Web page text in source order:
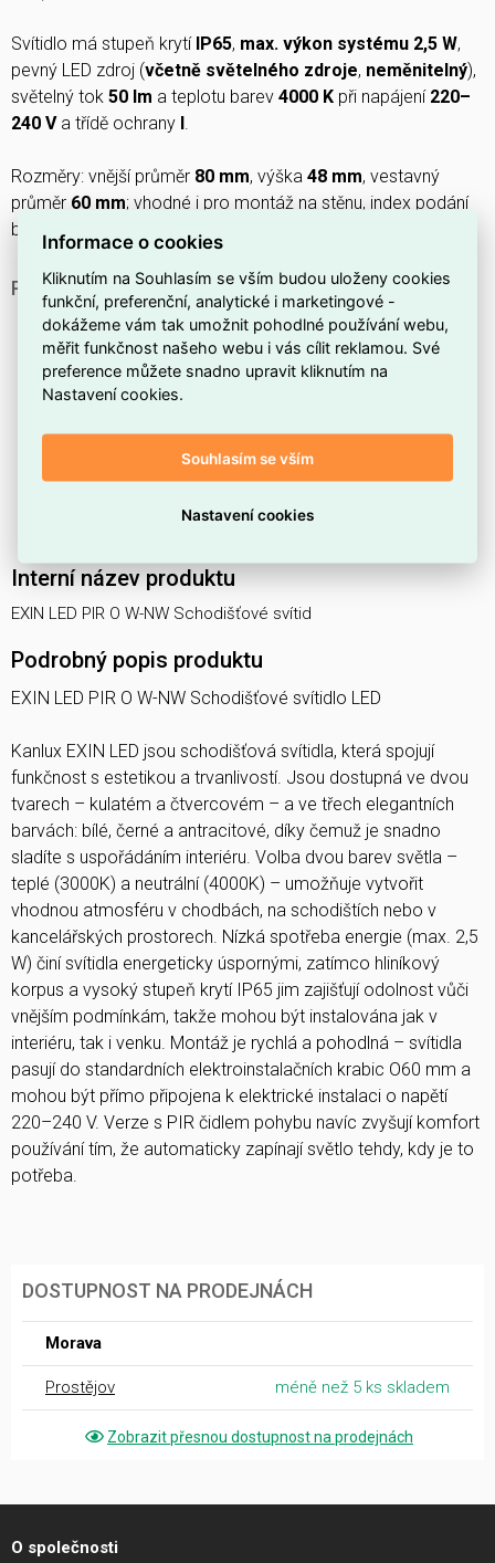
Svítidlo má stupeň krytí IP65, max. výkon systému 2,5 W,
pevný LED zdroj (včetně světelného zdroje, neměnitelný),
světelný tok 50 lm a teplotu barev 4000 K při napájení 220–
240 Va třídě ochrany .
Rozměry: vnější průměr 80 mm, výška 48 mm, vestavný
průměr 60 mm; vhodné i pro montáž na stěnu, index podání
barev CRI 80–89 a provozní teplota
PROČ SI VYBRAT TOTO SCHODIŠŤOVÉ SVÍTIDLO?
Elegantní provedení vbílé barvě tělesa, které snadno
zapadne do interiéru.
Automatické rozsvícení díkypohybovému senzoru
které zvyšuje bezpečnost na schodišti.
, tedy ochranu
proti prachu a stříkající vodě.
Interní název produktu
EXIN LED PIR O W-NW Schodišťové svítid
Podrobný popis produktu
EXIN LED PIR O W-NW Schodišťové svítidlo LED
Kanlux EXIN LED jsou schodišťová svítidla, která spojují
funkčnost s estetikou a trvanlivostí. Jsou dostupná ve dvou
tvarech – kulatém a čtvercovém – a ve třech elegantních
barvách: bílé, černé a antracitové, díky čemuž je snadno
sladíte s uspořádáním interiéru. Volba dvou barev světla –
teplé (3000K) a neutrální (4000K) – umožňuje vytvořit
vhodnou atmosféru v chodbách, na schodištích nebo v
kancelářských prostorech. Nízká spotřeba energie (max. 2,5
W) činí svítidla energeticky úspornými, zatímco hliníkový
korpus a vysoký stupeň krytí IP65 jim zajišťují odolnost vůči
vnějším podmínkám, takže mohou být instalována jak v
interiéru, tak i venku. Montáž je rychlá a pohodlná – svítidla
pasují do standardních elektroinstalačních krabic O60 mm a
mohou být přímo připojena k elektrické instalaci o napětí
220–240 V. Verze s PIR čidlem pohybu navíc zvyšují komfort
používání tím, že automaticky zapínají světlo tehdy, kdy je to
potřeba.
DOSTUPNOST NA PRODEJNÁCH
Morava
Prostějov méně než 5 ks skladem
Zobrazit přesnou dostupnost na prodejnách
O společnosti
Informace o cookies
Kliknutím na Souhlasím se vším budou uloženy cookies
funkční, preferenční, analytické i marketingové -
dokážeme vám tak umožnit pohodlné používání webu,
měřit funkčnost našeho webu i vás cílit reklamou. Své
preference můžete snadno upravit kliknutím na
Nastavení cookies.
Souhlasím se vším
Nastavení cookies